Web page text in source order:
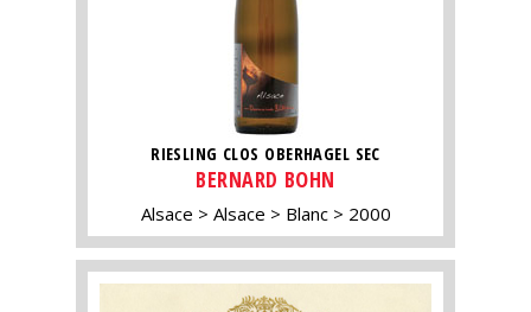
RIESLING CLOS OBERHAGEL SEC
BERNARD BOHN
Alsace Alsace Blanc 2000